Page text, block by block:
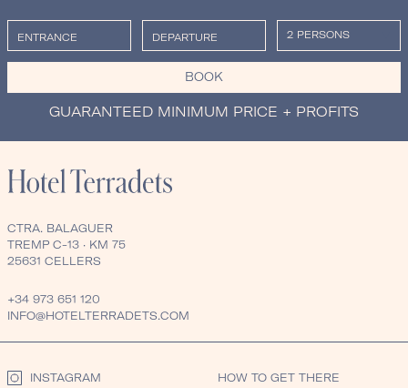
BOOK
GUARANTEED MINIMUM PRICE + PROFITS
CTRA. BALAGUER
TREMP C-13 · KM 75
25631 CELLERS
+34 973 651 120
INFO@HOTELTERRADETS.COM
INSTAGRAM HOW TO GET THERE